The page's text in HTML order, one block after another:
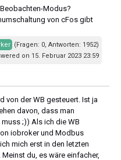
Modus?
von cFos gibt
(Fragen: 0, Antworten: 1952)
on 15. Februar 2023 23:59
von der WB gesteuert. Ist ja
davon, dass man
;)) Als ich die WB
iobroker und Modbus
mich erst in den letzten
du, es wäre einfacher,